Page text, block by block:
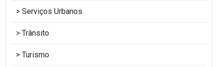
Serviços Urbanos
Trânsito
Turismo